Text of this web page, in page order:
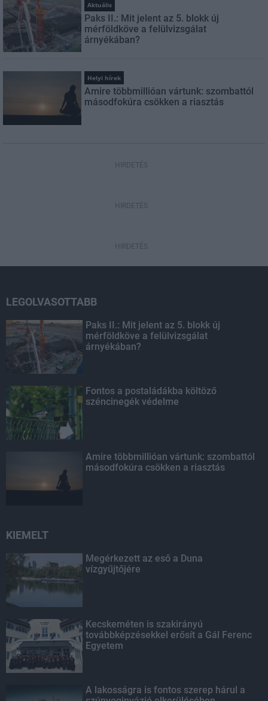
Aktuális
Paks II.: Mit jelent az 5. blokk új
mérföldköve a felülvizsgálat
árnyékában?
Helyi hírek
Amire többmillióan vártunk: szombattól
másodfokúra csökken a riasztás
HIRDETÉS
HIRDETÉS
HIRDETÉS
LEGOLVASOTTABB
Paks II.: Mit jelent az 5. blokk új
mérföldköve a felülvizsgálat
árnyékában?
Fontos a postaládákba költöző
széncinegék védelme
Amire többmillióan vártunk: szombattól
másodfokúra csökken a riasztás
KIEMELT
Megérkezett az eső a Duna
vízgyűjtőjére
Kecskeméten is szakirányú
továbbképzésekkel erősít a Gál Ferenc
Egyetem
A lakosságra is fontos szerep hárul a